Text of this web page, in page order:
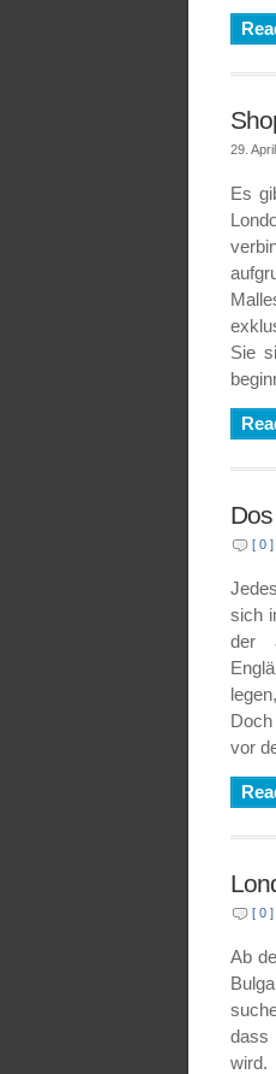
29.
Es
Sie
[ 0 ]
sich
der
vor
[ 0 ]
Ab
dass